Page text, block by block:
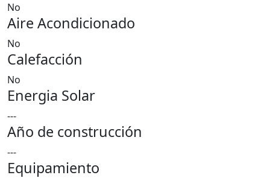
No
Aire Acondicionado
No
Calefacción
No
Energia Solar
---
Año de construcción
---
Equipamiento